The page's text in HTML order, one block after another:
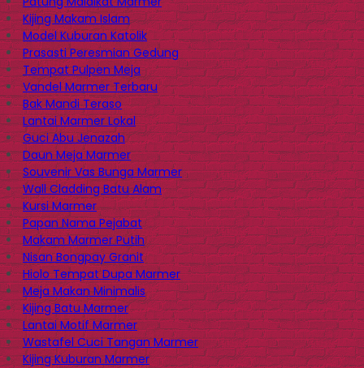
Kijing Makam Islam
Model Kuburan Katolik
Prasasti Peresmian Gedung
Tempat Pulpen Meja
Vandel Marmer Terbaru
Bak Mandi Teraso
Lantai Marmer Lokal
Guci Abu Jenazah
Daun Meja Marmer
Souvenir Vas Bunga Marmer
Wall Cladding Batu Alam
Kursi Marmer
Papan Nama Pejabat
Makam Marmer Putih
Nisan Bongpay Granit
Hiolo Tempat Dupa Marmer
Meja Makan Minimalis
Kijing Batu Marmer
Lantai Motif Marmer
Wastafel Cuci Tangan Marmer
Kijing Kuburan Marmer